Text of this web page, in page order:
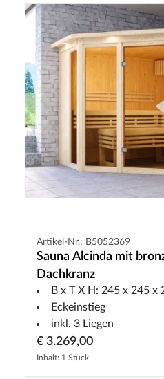
Artikel-Nr.: B5052369
Sauna Alcinda mit
Dachkranz
B x T X H: 245 x 245 x
Eckeinstieg
inkl. 3 Liegen
€ 3.269,00
Inhalt: 1 Stück